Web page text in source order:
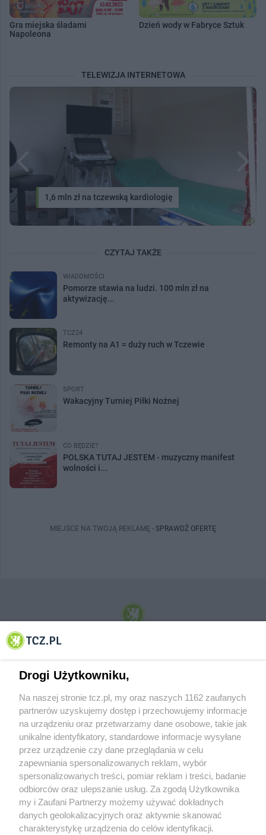
Gra miejska śladami
Napoleona
Dzień wody w Fabryce Sztuk
TELEWIZJA INTERNETOWA
1,6 mln zł na tczewską kardiologię
CZYTAJ TAKŻE
WIADOMOŚCI
Pomorze stawia na ludzi. 100 mln zł na
aktywizację...
TCZ24
Remonty na A1 = duży ruch w Tczewie
SPORT
Wakacyjny Turniej Piłki Nożnej
CO BĘDZIE?
POLSKA TUTAJ JESTEM - muzyczny manifest
wolności i...
MIEJSCE NA TWOJĄ REKLAMĘ - SPRAWDŹ OFERTĘ
© 2001-2026 Tczew - TCZ.PL Sp. z o.o. Internetowy Serwis Informacyjny Miasta
O FIRMIE POLITYKA PRYWATNOŚCI HOSTING
REKLAMA WSPÓŁPRACA RSS FACEBOOK KONTAKT
Nasze serwisy
Drogi Użytkowniku,
Na naszej stronie tcz.pl, my oraz naszych 1162 zaufanych
partnerów uzyskujemy dostęp i przechowujemy informacje
na urządzeniu oraz przetwarzamy dane osobowe, takie jak
unikalne identyfikatory, standardowe informacje wysyłane
przez urządzenie czy dane przeglądania w celu
zapewniania spersonalizowanych reklam, wybór
spersonalizowanych treści, pomiar reklam i treści, badanie
odbiorców oraz ulepszanie usług. Za zgodą Użytkownika
my i Zaufani Partnerzy możemy używać dokładnych
danych geolokalizacyjnych oraz aktywnie skanować
charakterystykę urządzenia do celów identyfikacji.